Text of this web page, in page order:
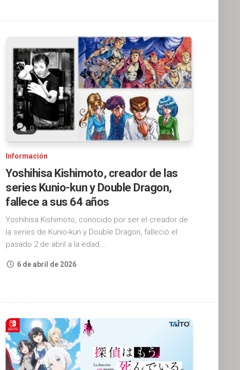
0
Información
Yoshihisa Kishimoto, creador de las
series Kunio-kun y Double Dragon,
fallece a sus 64 años
Yoshihisa Kishimoto, conocido por ser el creador de
la series de Kunio-kun y Double Dragon, falleció el
pasado 2 de abril a la edad...
6 de abril de 2026